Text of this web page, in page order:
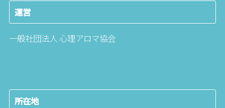
運営
一般社団法人 心理アロマ協会
所在地